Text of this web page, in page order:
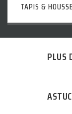
TAPIS &
PLUS